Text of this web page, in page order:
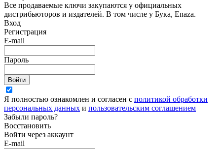
Все продаваемые ключи закупаются у официальных
дистрибьюторов и издателей. В том числе у Бука, Enaza.
Вход
Регистрация
E-mail
Пароль
Войти
Я полностью ознакомлен и согласен с политикой обработки
персональных данных и пользовательским соглашением
Забыли пароль?
Восстановить
Войти через аккаунт
E-mail